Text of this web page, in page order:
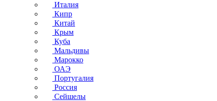
Италия
Кипр
Китай
Крым
Куба
Мальдивы
Марокко
ОАЭ
Португалия
Россия
Сейшелы